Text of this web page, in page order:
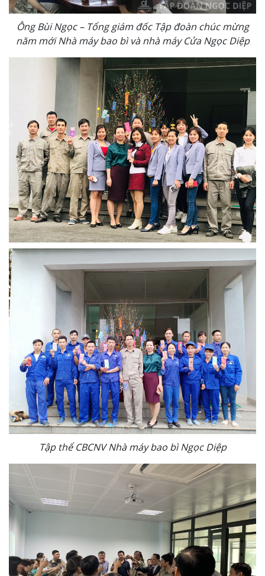
Ông Bùi Ngọc – Tổng giám đốc Tập đoàn chúc mừng
năm mới Nhà máy bao bì và nhà máy Cửa Ngọc Diệp
Tập thể CBCNV Nhà máy bao bì Ngọc Diệp